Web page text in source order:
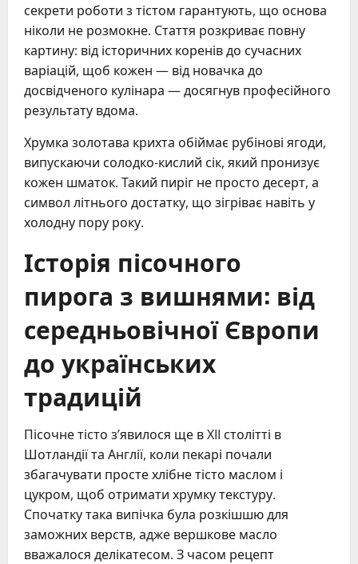
секрети роботи з тістом гарантують, що основа
ніколи не розмокне. Стаття розкриває повну
картину: від історичних коренів до сучасних
варіацій, щоб кожен — від новачка до
досвідченого кулінара — досягнув професійного
результату вдома.
Хрумка золотава крихта обіймає рубінові ягоди,
випускаючи солодко-кислий сік, який пронизує
кожен шматок. Такий пиріг не просто десерт, а
символ літнього достатку, що зігріває навіть у
холодну пору року.
Історія пісочного
пирога з вишнями: від
середньовічної Європи
до українських
традицій
Пісочне тісто з’явилося ще в XII столітті в
Шотландії та Англії, коли пекарі почали
збагачувати просте хлібне тісто маслом і
цукром, щоб отримати хрумку текстуру.
Спочатку така випічка була розкішшю для
заможних верств, адже вершкове масло
вважалося делікатесом. З часом рецепт